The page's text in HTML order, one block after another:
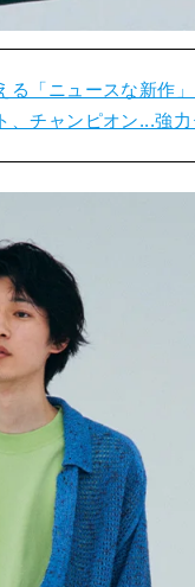
る「ニュースな新作
チャンピオン...強力